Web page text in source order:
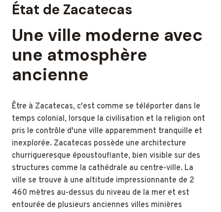
État de Zacatecas
Une ville moderne avec
une atmosphère
ancienne
Être à Zacatecas, c'est comme se téléporter dans le
temps colonial, lorsque la civilisation et la religion ont
pris le contrôle d'une ville apparemment tranquille et
inexplorée. Zacatecas possède une architecture
churrigueresque époustouflante, bien visible sur des
structures comme la cathédrale au centre-ville. La
ville se trouve à une altitude impressionnante de 2
460 mètres au-dessus du niveau de la mer et est
entourée de plusieurs anciennes villes minières